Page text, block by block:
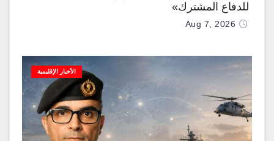
للدفاع المشترك»
Aug 7, 2026
الأخبار الإقليمية